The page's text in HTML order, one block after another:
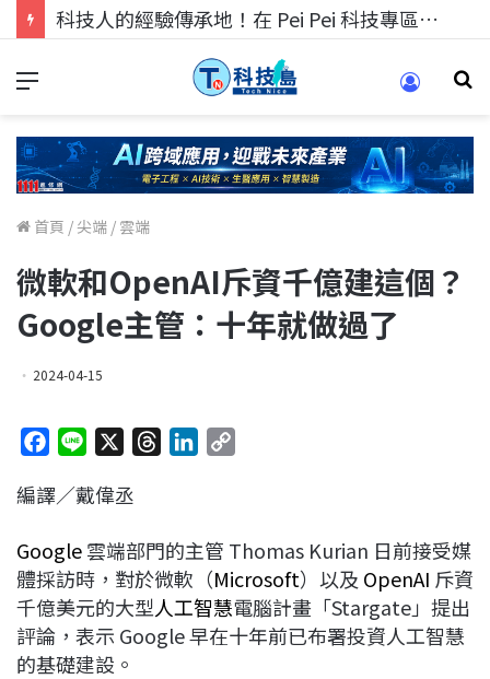
科技人的經驗傳承地！在 Pei Pei 科技專區，與學弟妹交流最硬核的技術
首頁 /尖端 / 雲端
微軟和OpenAI斥資千億建這個？
Google主管：十年就做過了
2024-04-15
c
b
o
o
k
n
a
d
s
e
d
I
n
L
i
n
k
編譯／戴偉丞
Google雲端部門的主管 Thomas Kurian 日前接受媒
體採訪時，對於微軟（Microsoft）以及 OpenAI 斥資
千億美元的大型人工智慧電腦計畫「Stargate」提出
評論，表示 Google 早在十年前已布署投資人工智慧
的基礎建設。